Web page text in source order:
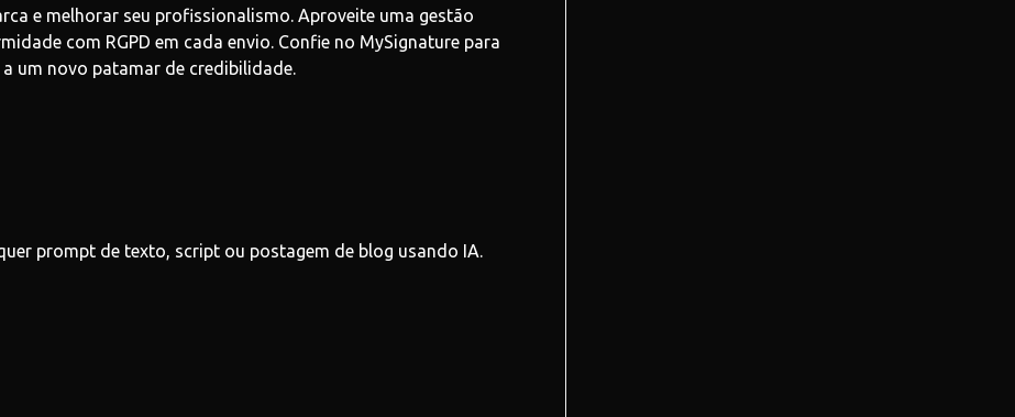
e melhorar seu profissionalismo. Aproveite uma gestão
com RGPD em cada envio. Confie no MySignature para
um novo patamar de credibilidade.
prompt de texto, script ou postagem de blog usando IA.